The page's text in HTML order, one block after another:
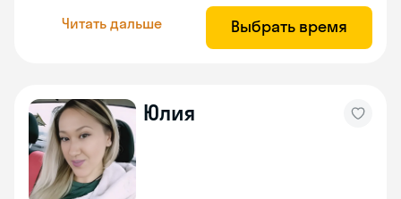
Читать дальше Выбрать время
Юлия